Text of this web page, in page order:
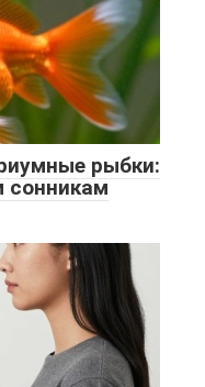
рыбки:
сонникам